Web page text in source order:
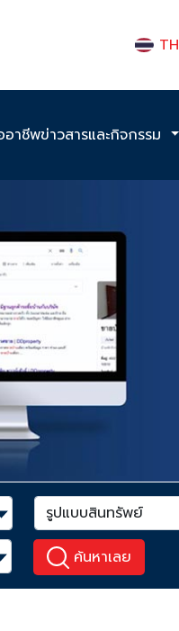
TH
อาชีพข่าวสารและกิจกรรม
ค้นหาเลย